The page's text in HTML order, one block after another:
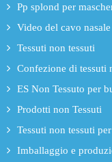
Pp splond per
Video del cavo nasale
Tessuti non tessuti
Confezione di tessuti
ES Non Tessuto per
Prodotti non Tessuti
Tessuti non tessuti
Imballaggio e